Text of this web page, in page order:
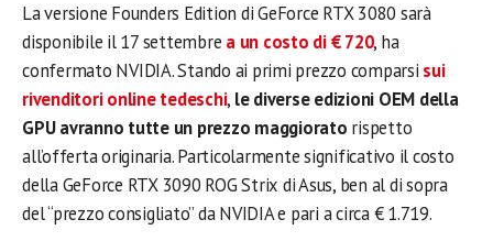
La versione Founders Edition di GeForce RTX 3080 sarà
disponibile il 17 settembre a un costo di € 720, ha
confermato NVIDIA. Stando ai primi prezzo comparsi sui
rivenditori online tedeschi, le diverse edizioni OEM della
GPU avranno tutte un prezzo maggiorato rispetto
all’offerta originaria. Particolarmente significativo il costo
della GeForce RTX 3090 ROG Strix di Asus, ben al di sopra
del “prezzo consigliato” da NVIDIA e pari a circa € 1.719.